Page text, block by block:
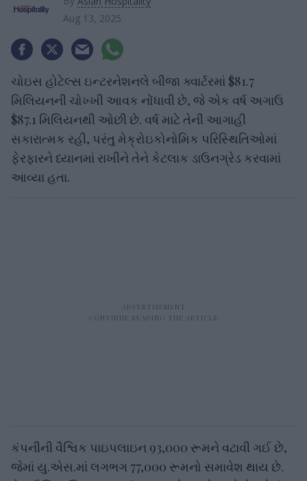
Aug 13, 2025
ચોઇસ હોટેલ્સ ઇન્ટરનેશનલે બીજા ક્વાર્ટરમાં $81.7
મિલિયનની ચોખ્ખી આવક નોંધાવી છે, જે એક વર્ષ અગાઉ
$87.1 મિલિયનથી ઓછી છે. વર્ષ માટે તેની આગાહી
સકારાત્મક રહી, પરંતુ મેક્રોઇકોનોમિક પરિસ્થિતિઓમાં
ફેરફારને ધ્યાનમાં રાખીને તેને કેટલાક ડાઉનગ્રેડ કરવામાં
આવ્યા હતા.
કંપનીની વૈશ્વિક પાઇપલાઇન 93,000 રૂમને વટાવી ગઈ છે,
જેમાં યુ.એસ.માં લગભગ 77,000 રૂમનો સમાવેશ થાય છે.